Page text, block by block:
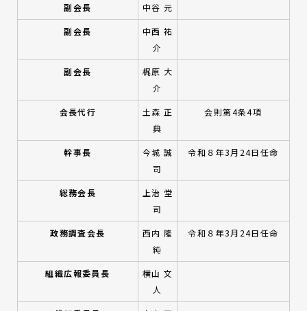
副会長 中谷 元
副会長
中西 祐
介
副会長
梶原 大
介
会長代行
土森 正
典
会則第4条4項
幹事長
今城 誠
司
令和８年3月24日任命
総務会長
上治 堂
司
政務調査会長
西内 隆
純
令和８年3月24日任命
組織広報委員長
横山 文
人